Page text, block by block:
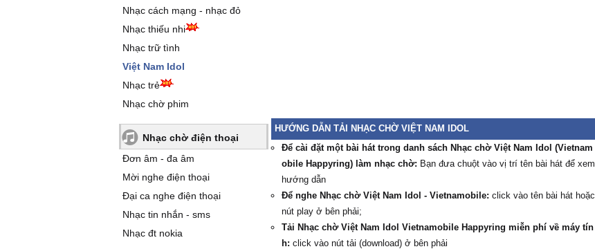
Nhạc cách mạng - nhạc đỏ
Nhạc thiếu nhi
Nhạc trữ tình
Việt Nam Idol
Nhạc trẻ
Nhạc chờ phim
Nhạc chờ điện thoại
Đơn âm - đa âm
Mời nghe điện thoại
Đại ca nghe điện thoại
Nhạc tin nhắn - sms
Nhạc đt nokia
HƯỚNG DẪN TẢI NHẠC CHỜ VIỆT NAM IDOL
Để cài đặt một bài hát trong danh sách Nhạc chờ Việt Nam Idol (Vietnam
obile Happyring) làm nhạc chờ: Bạn đưa chuột vào vị trí tên bài hát để xem
hướng dẫn
Để nghe Nhạc chờ Việt Nam Idol - Vietnamobile: click vào tên bài hát hoặc
nút play ở bên phải;
Tải Nhạc chờ Việt Nam Idol Vietnamobile Happyring miễn phí về máy tín
h: click vào nút tải (download) ở bên phải